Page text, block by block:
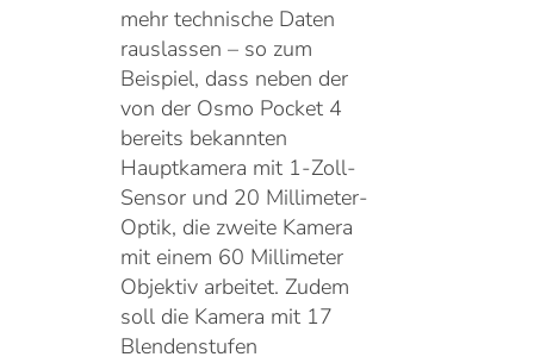
mehr technische Daten
rauslassen – so zum
Beispiel, dass neben der
von der Osmo Pocket 4
bereits bekannten
Hauptkamera mit 1-Zoll-
Sensor und 20 Millimeter-
Optik, die zweite Kamera
mit einem 60 Millimeter
Objektiv arbeitet. Zudem
soll die Kamera mit 17
Blendenstufen